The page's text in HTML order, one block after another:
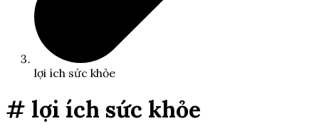
lợi ích sức khỏe
# lợi ích sức khỏe